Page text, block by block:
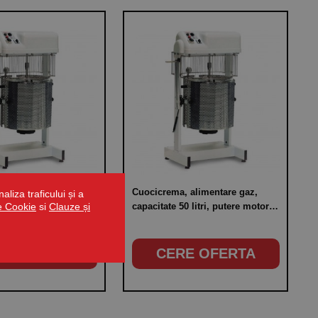
traficului și a
Cookie si Clauze și
alimentare gaz,
litri, 2 viteze, putere
Cuocicrema, alimentare gaz,
capacitate 50 litri, putere motor
CERE OFERTA